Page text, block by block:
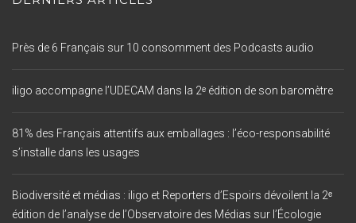
Près de 6 Français sur 10 consomment des Podcasts audio
iligo accompagne l’UDECAM dans la 2ᵉ édition de son baromètre
81% des Français attentifs aux emballages : l’éco-responsabilité
s’installe dans les usages
Biodiversité et médias : iligo et Reporters d’Espoirs dévoilent la 2ᵉ
édition de l’analyse de l’Observatoire des Médias sur l’Écologie